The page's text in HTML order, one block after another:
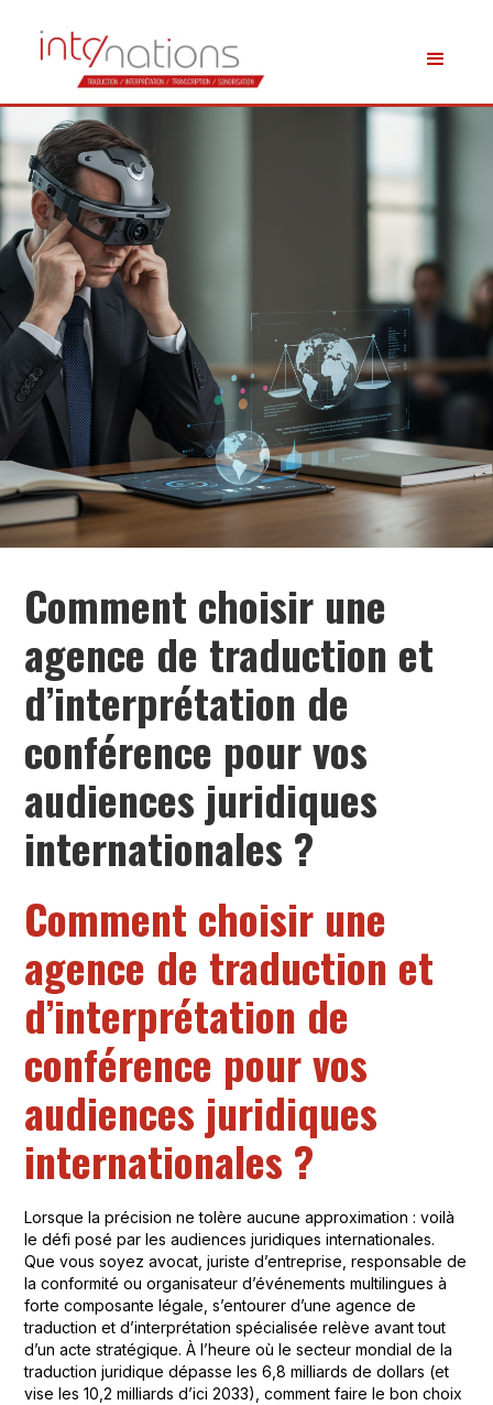
Comment choisir une
agence de traduction et
d’interprétation de
conférence pour vos
audiences juridiques
internationales ?
Comment choisir une
agence de traduction et
d’interprétation de
conférence pour vos
audiences juridiques
internationales ?
Lorsque la précision ne tolère aucune approximation : voilà
le défi posé par les audiences juridiques internationales.
Que vous soyez avocat, juriste d’entreprise, responsable de
la conformité ou organisateur d’événements multilingues à
forte composante légale, s’entourer d’une agence de
traduction et d’interprétation spécialisée relève avant tout
d’un acte stratégique. À l’heure où le secteur mondial de la
traduction juridique dépasse les 6,8 milliards de dollars (et
vise les 10,2 milliards d’ici 2033), comment faire le bon choix